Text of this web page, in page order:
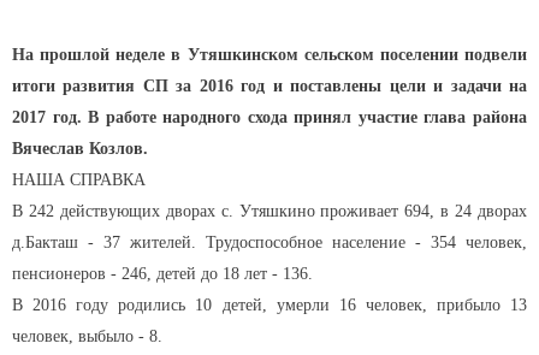
На прошлой неделе в Утяшкинском сельском поселении подвели
итоги развития СП за 2016 год и поставлены цели и задачи на
2017 год. В работе народного схода принял участие глава района
Вячеслав Козлов.
НАША СПРАВКА
В 242 действующих дворах с. Утяшкино проживает 694, в 24 дворах
д.Бакташ - 37 жителей. Трудоспособное население - 354 человек,
пенсионеров - 246, детей до 18 лет - 136.
В 2016 году родились 10 детей, умерли 16 человек, прибыло 13
человек, выбыло - 8.